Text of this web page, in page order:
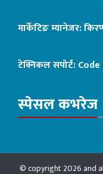
मार्केटिङ म्यानेजर:
टेक्निकल सपोर्ट:
स्पेसल कभरेज
© copyright 2026 and